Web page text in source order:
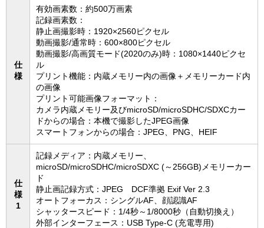
仕
様
有効画素数：約500万画素
記録画素数：
静止画撮影時：1920×2560ピクセル
動画撮影/通常時：600×800ピクセル
動画撮影/高画質モード(2020のみ)時：1080×1440ピクセ
ル
プリント機能：内蔵メモリー内の画像＋メモリーカード内
の画像
プリント可能画像フォーマット：
カメラ内蔵メモリー及びmicroSD/microSDHC/SDXCカー
ドからの場合：本機で撮影したJPEG画像
スマートフォンからの場合：JPEG、PNG、HEIF
仕
様
1
記録メディア：内蔵メモリー、
microSD/microSDHC/microSDXC (～256GB)メモリーカー
ド
静止画記録方式：JPEG DCF準拠 Exif Ver 2.3
オートフォーカス：シングルAF、顔認識AF
シャッタースピード：1/4秒～1/8000秒（自動切換え）
外部インターフェース：USB Type-C (充電専用)